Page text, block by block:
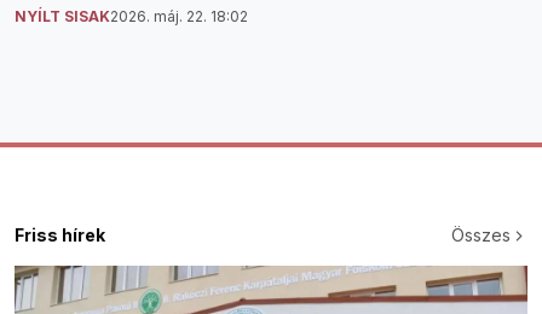
NYÍLT SISAK2026. máj. 22. 18:02
Friss hírek Összes